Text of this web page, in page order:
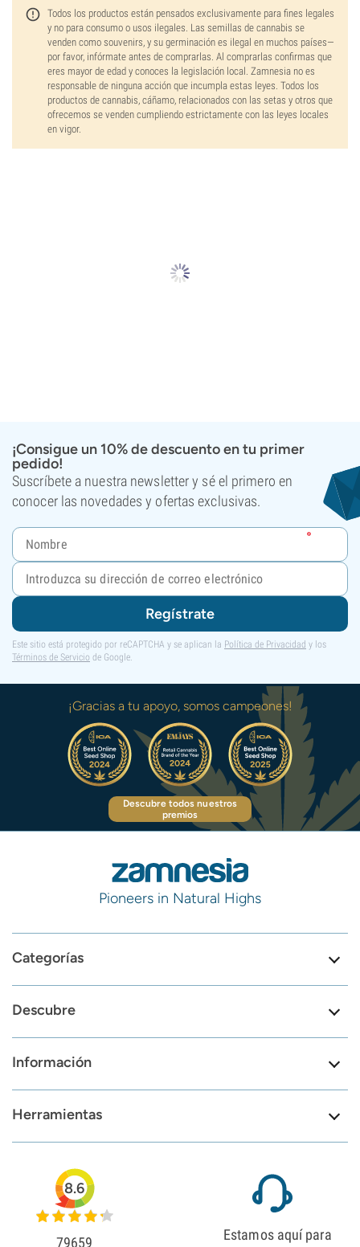
Todos los productos están pensados exclusivamente para fines legales
y no para consumo o usos ilegales. Las semillas de cannabis se
venden como souvenirs, y su germinación es ilegal en muchos países—
por favor, infórmate antes de comprarlas. Al comprarlas confirmas que
eres mayor de edad y conoces la legislación local. Zamnesia no es
responsable de ninguna acción que incumpla estas leyes. Todos los
productos de cannabis, cáñamo, relacionados con las setas y otros que
ofrecemos se venden cumpliendo estrictamente con las leyes locales
en vigor.
¡Consigue un 10% de descuento en tu primer
pedido!
Suscríbete a nuestra newsletter y sé el primero en
conocer las novedades y ofertas exclusivas.
Regístrate
Este sitio está protegido por reCAPTCHA y se aplican la Política de Privacidad y los
Términos de Servicio de Google.
¡Gracias a tu apoyo, somos campeones!
Descubre todos nuestros
premios
Pioneers in Natural Highs
Categorías
Descubre
Información
Herramientas
8.6
79659
Estamos aquí para